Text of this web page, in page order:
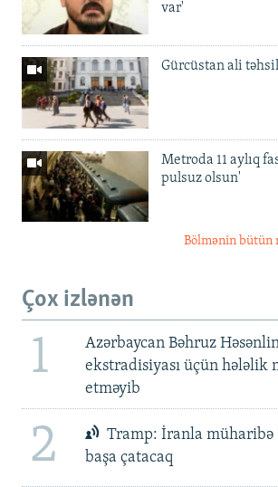
var'
Gürcüstan ali
Metroda 11 aylıq
pulsuz olsun'
Bölmənin bütün
Çox izlənən
1
Azərbaycan Bəhruz
ekstradisiyası üçün hələlik
etməyib
2
Tramp: İranla müharibə
başa çatacaq